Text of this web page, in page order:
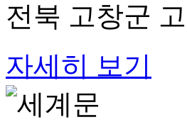
전북 고창군
자세히 보기